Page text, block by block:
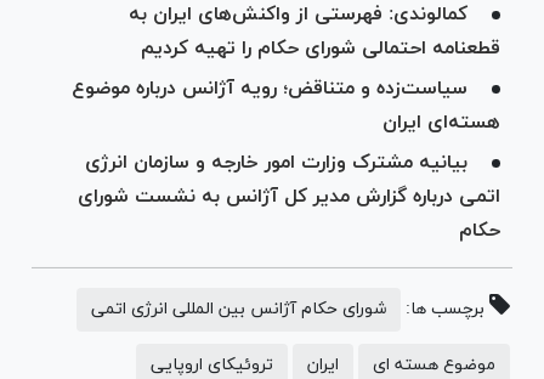
کمالوندی: فهرستی از واکنش‌های ایران به
قطعنامه احتمالی شورای حکام را تهیه کردیم
سیاست‌زده و متناقض؛ رویه آژانس درباره موضوع
هسته‌ای ایران
بیانیه مشترک وزارت امور خارجه و سازمان انرژی
اتمی درباره گزارش مدیر کل آژانس به نشست شورای
حکام
برچسب ها: شورای حکام آژانس بین المللی انرژی اتمی
موضوع هسته ای ایران تروئیکای اروپایی